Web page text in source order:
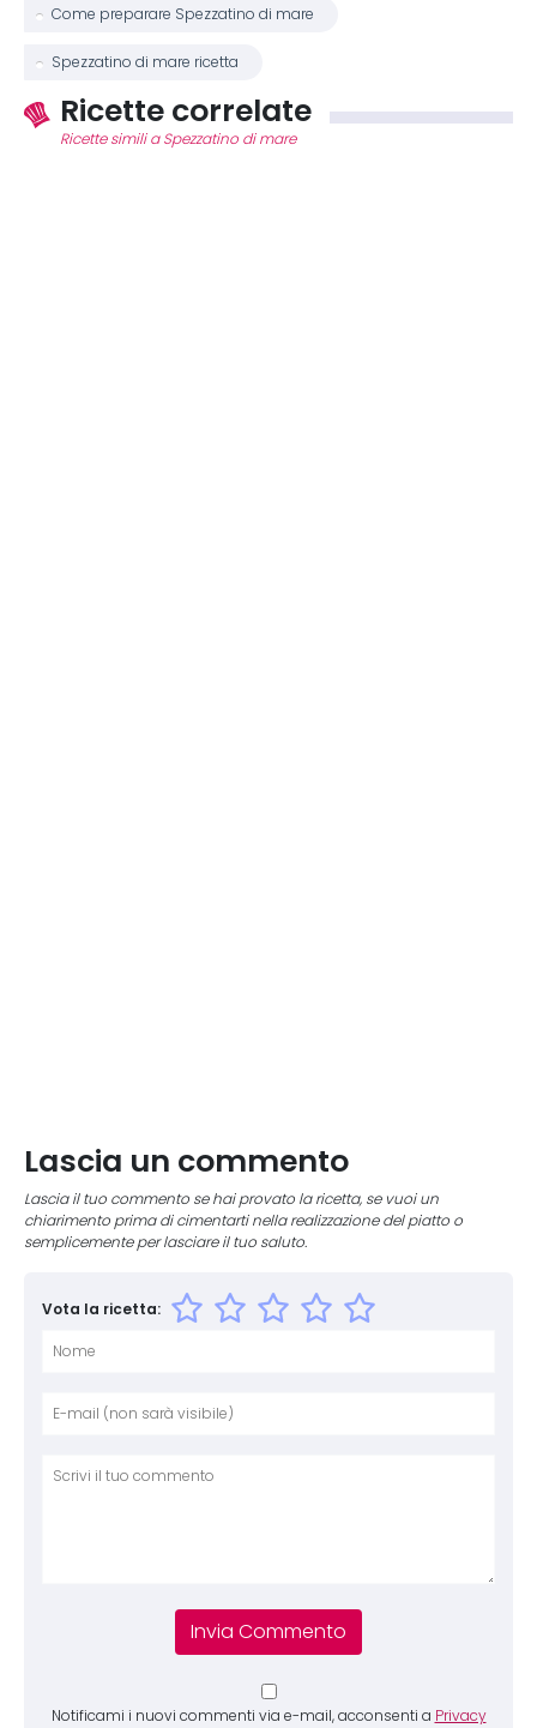
Come preparare Spezzatino di mare
Spezzatino di mare ricetta
Ricette correlate
Ricette simili a Spezzatino di mare
Lascia un commento
Lascia il tuo commento se hai provato la ricetta, se vuoi un
chiarimento prima di cimentarti nella realizzazione del piatto o
semplicemente per lasciare il tuo saluto.
Vota la ricetta:
Notificami i nuovi commenti via e-mail, acconsenti a Privacy